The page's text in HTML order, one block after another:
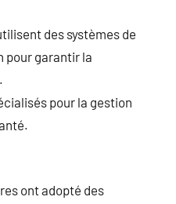
des systèmes de
pour garantir la
pour la gestion
ont adopté des